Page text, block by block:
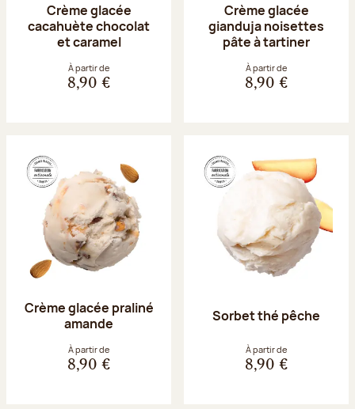
Crème glacée
cacahuète chocolat
et caramel
À partir de
8,90 €
Crème glacée
gianduja noisettes
pâte à tartiner
À partir de
8,90 €
Crème glacée praliné
amande
À partir de
8,90 €
Sorbet thé pêche
À partir de
8,90 €